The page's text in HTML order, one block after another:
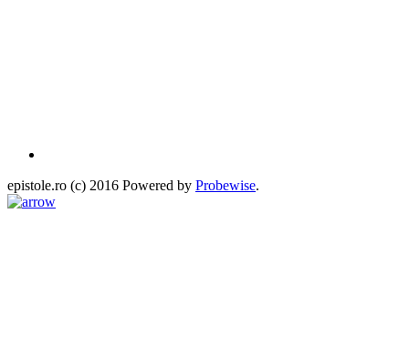
epistole.ro (c) 2016 Powered by Probewise.